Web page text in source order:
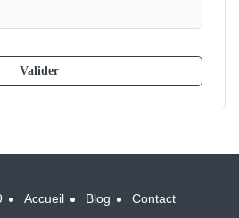
Accueil Blog Contact